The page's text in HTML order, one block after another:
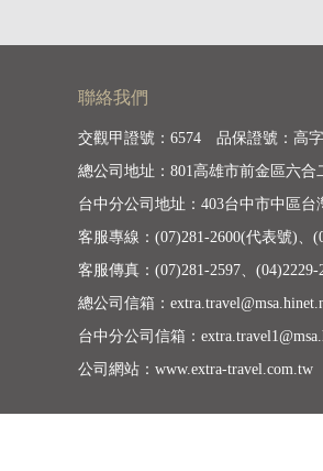
聯絡我們
交觀甲證號：6574 品保證號：高
總公司地址：801高雄市前金區六合
台中分公司地址：403台中市中區台
客服專線：(07)281-2600(代表號)、
客服傳真：(07)281-2597、(04)2229-
總公司信箱：
台中分公司信箱：
公司網站：www.extra-travel.com.tw